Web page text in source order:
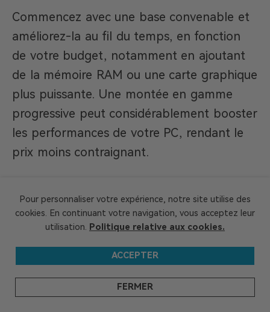
Commencez avec une base convenable et
améliorez-la au fil du temps, en fonction
de votre budget, notamment en ajoutant
de la mémoire RAM ou une carte graphique
plus puissante. Une montée en gamme
progressive peut considérablement booster
les performances de votre PC, rendant le
prix moins contraignant.
En savoir plus sur : Est-ce que 16 Go
de RAM sont suffisants pour le
gaming ? Guide ultime
2. Choisir le bon écran
Un écranadapté aux capacités de votre PC
Pour personnaliser votre expérience, notre site utilise des
cookies. En continuant votre navigation, vous acceptez leur
utilisation. Politique relative aux cookies.
ACCEPTER
FERMER